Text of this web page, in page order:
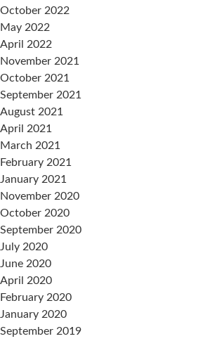
October 2022
May 2022
April 2022
November 2021
October 2021
September 2021
August 2021
April 2021
March 2021
February 2021
January 2021
November 2020
October 2020
September 2020
July 2020
June 2020
April 2020
February 2020
January 2020
September 2019